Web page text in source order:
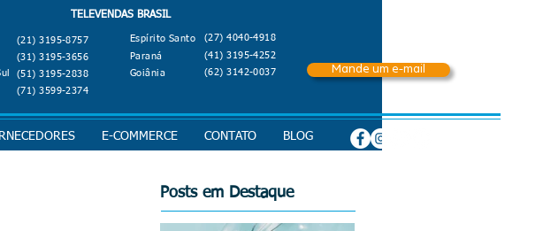
TELEVENDAS BRASIL
Espírito Santo
Paraná
Goiânia
(27) 4040-4918
(41) 3195-4252
(62) 3142-0037
(21) 3195-8757
(31) 3195-3656
(51) 3195-2838
(71) 3599-2374
Mande um e-mail
E-COMMERCE CONTATO BLOG
Posts em Destaque